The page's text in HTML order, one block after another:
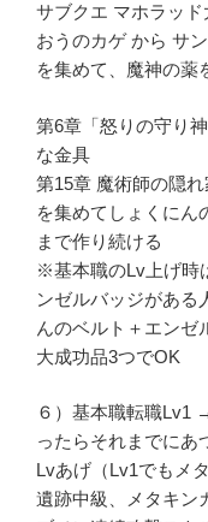
サブクエ マホラッ
おうのカゲ から サ
を集めて、魔神の薬
第6章「怒りの守り
な金具
第15章 魔術師の隠
を集めてしょくにん
まで作り続ける
※基本職のLv上げ時
ンゼルバッジがある
んのベルト＋エンゼ
大成功品3つでOK
６）基本職転職Lv1
ったらそれまでにあ
Lvあげ（Lv1でもメ
遺跡中級、メタキン